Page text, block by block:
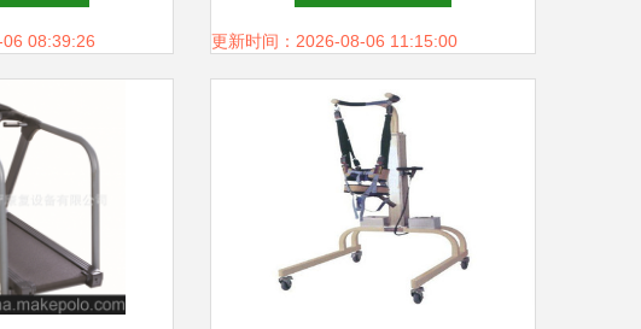
育 08:39:26 融合
更新时间：2026-08-06 11:15:00